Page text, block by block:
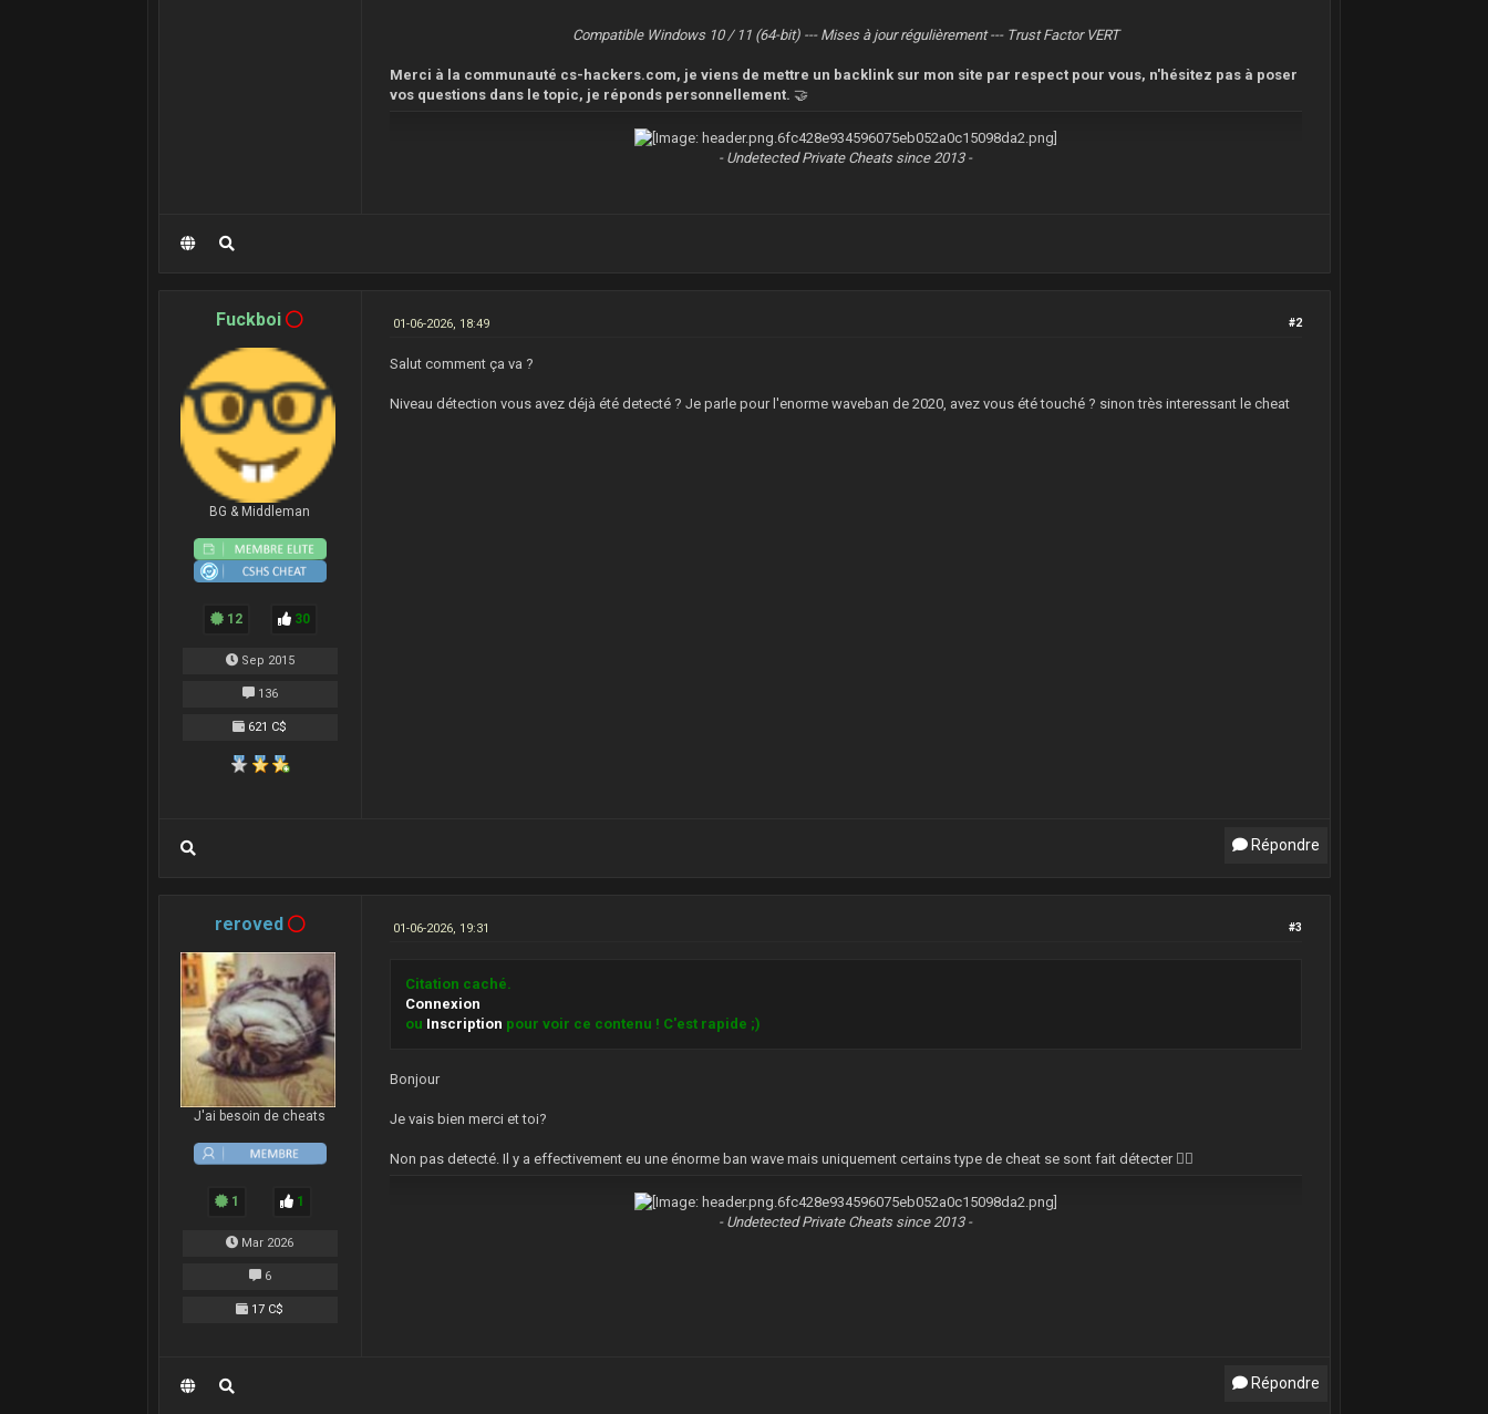
Compatible Windows 10 / 11 (64-bit) --- Mises à jour régulièrement --- Trust Factor VERT
Merci à la communauté cs-hackers.com, je viens de mettre un backlink sur mon site par respect pour vous, n'hésitez pas à poser
vos questions dans le topic, je réponds personnellement. 🤝
- Undetected Private Cheats since 2013 -
Fuckboi
BG & Middleman
12 30
Sep 2015
136
621 C$
#2
01-06-2026, 18:49
Salut comment ça va ?
Niveau détection vous avez déjà été detecté ? Je parle pour l'enorme waveban de 2020, avez vous été touché ? sinon très interessant le cheat
Répondre
reroved
J'ai besoin de cheats
1 1
Mar 2026
6
17 C$
#3
01-06-2026, 19:31
Citation caché.
Connexion
ou Inscription pour voir ce contenu ! C'est rapide ;)
Bonjour
Je vais bien merci et toi?
Non pas detecté. Il y a effectivement eu une énorme ban wave mais uniquement certains type de cheat se sont fait détecter 👍🏻
- Undetected Private Cheats since 2013 -
Répondre